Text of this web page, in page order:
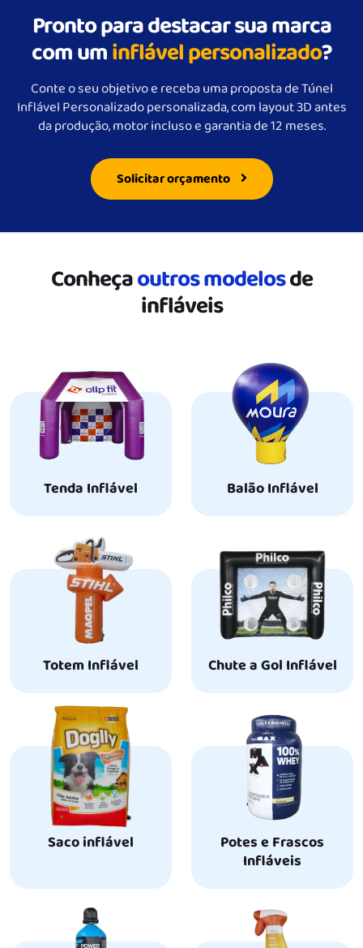
Pronto para destacar sua marca
com uminflável personalizado?
Conte o seu objetivo e receba uma proposta de Túnel
Inflável Personalizado personalizada, com layout 3D antes
da produção, motor incluso e garantia de 12 meses.
Solicitar orçamento
Conheçaoutros modelosde
infláveis
Tenda Inflável Balão Inflável
Totem Inflável Chute a Gol Inflável
Saco inflável
Potes e Frascos
Infláveis